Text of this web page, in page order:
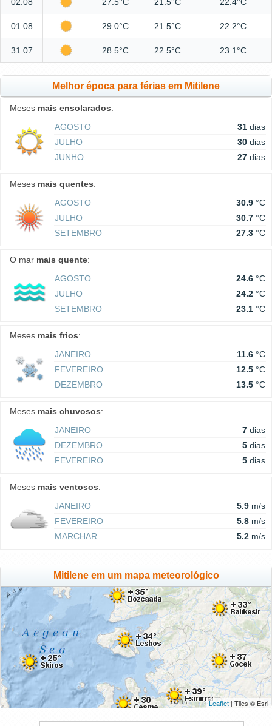
02.08 27.5°C 21.5°C 22.4°C
01.08 29.0°C 21.5°C 22.2°C
31.07 28.5°C 22.5°C 23.1°C
Melhor época para férias em Mitilene
Meses mais ensolarados:
AGOSTO
31 dias
JULHO
30 dias
JUNHO
27 dias
Meses mais quentes:
AGOSTO
30.9 °C
JULHO
30.7 °C
SETEMBRO
27.3 °C
O mar mais quente:
AGOSTO
24.6 °C
JULHO
24.2 °C
SETEMBRO
23.1 °C
Meses mais frios:
JANEIRO
11.6 °C
FEVEREIRO
12.5 °C
DEZEMBRO
13.5 °C
Meses mais chuvosos:
JANEIRO
7 dias
DEZEMBRO
5 dias
FEVEREIRO
5 dias
Meses mais ventosos:
JANEIRO
5.9 m/s
FEVEREIRO
5.8 m/s
MARCHAR
5.2 m/s
Mitilene em um mapa meteorológico
Leaflet | Tiles © Esri